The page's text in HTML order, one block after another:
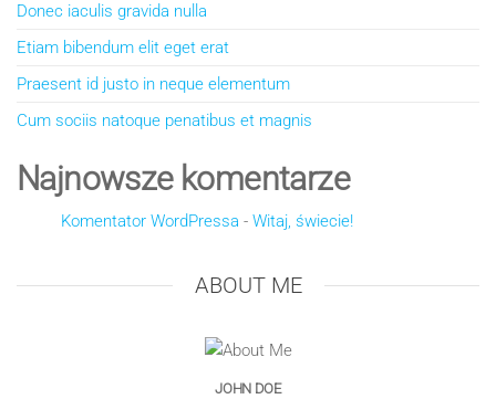
Donec iaculis gravida nulla
Etiam bibendum elit eget erat
Praesent id justo in neque elementum
Cum sociis natoque penatibus et magnis
Najnowsze komentarze
Komentator WordPressa - Witaj, świecie!
ABOUT ME
JOHN DOE